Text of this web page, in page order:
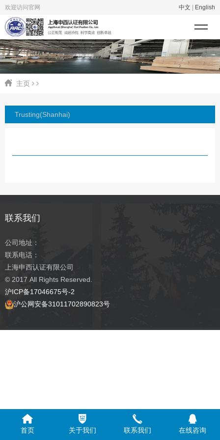
欢迎访问官网 中文 English
主页
Trusting(Shanhai)
联系我们
公司地址：
联系电话：
上海申西认证有限公司
© 2017 All Rights Reserved.
沪ICP备17046675号-2
沪公网安备31011702890823号
首页 关于我们 联系我们 在线咨询